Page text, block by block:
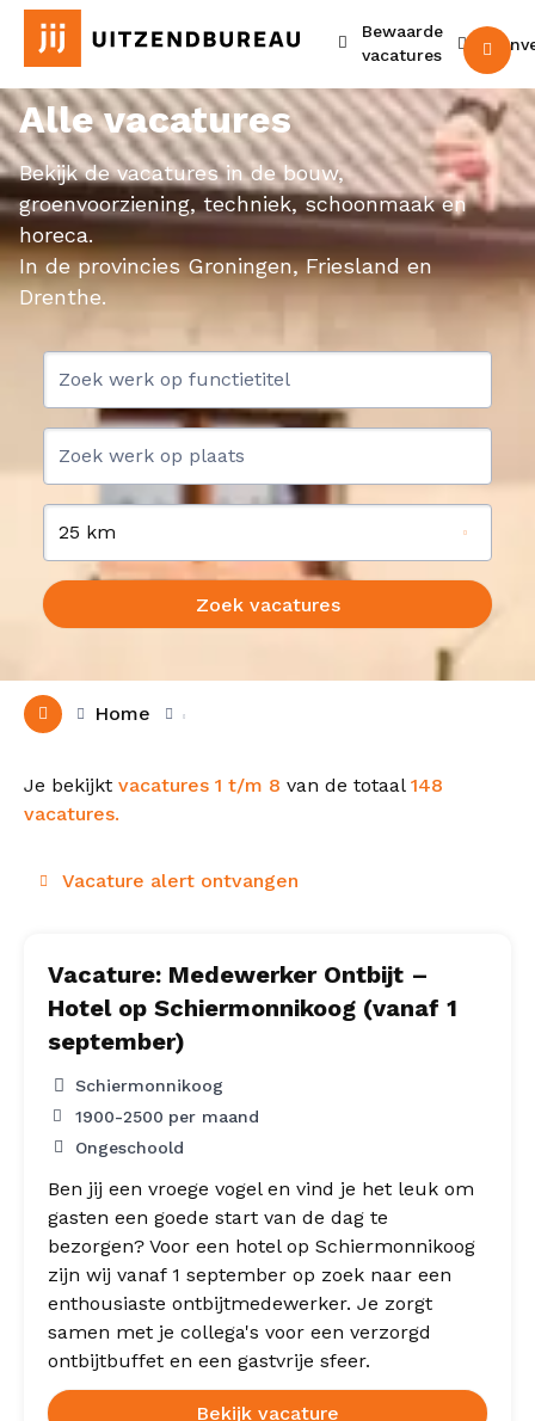
Bewaarde
vacatures
Alle vacatures
Bekijk de vacatures in de bouw,
groenvoorziening, techniek, schoonmaak en
horeca.
In de provincies Groningen, Friesland en
Drenthe.
25 km
Zoek vacatures
Home
Je bekijkt vacatures 1 t/m 8 van de totaal 148
vacatures.
Vacature alert ontvangen
Vacature: Medewerker Ontbijt –
Hotel op Schiermonnikoog (vanaf 1
september)
Schiermonnikoog
1900-2500 per maand
Ongeschoold
Ben jij een vroege vogel en vind je het leuk om
gasten een goede start van de dag te
bezorgen? Voor een hotel op Schiermonnikoog
zijn wij vanaf 1 september op zoek naar een
enthousiaste ontbijtmedewerker. Je zorgt
samen met je collega's voor een verzorgd
ontbijtbuffet en een gastvrije sfeer.
Bekijk vacature